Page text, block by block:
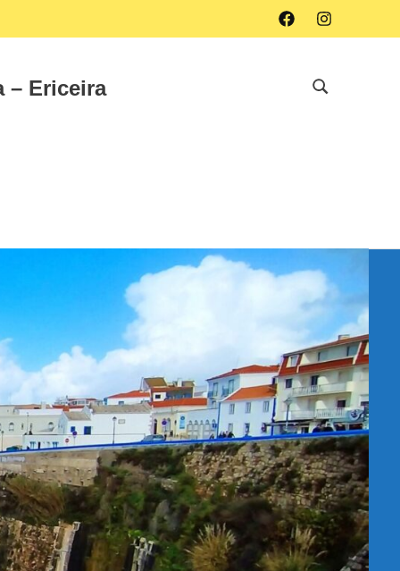
FacebookInstagram
– Ericeira